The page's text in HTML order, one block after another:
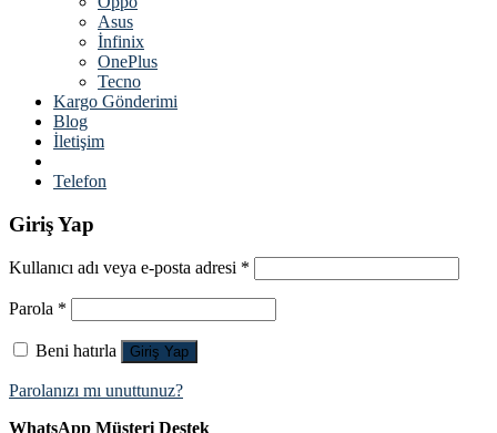
Asus
İnfinix
OnePlus
Tecno
Kargo Gönderimi
Blog
İletişim
Telefon
Giriş Yap
Kullanıcı adı veya e-posta adresi *
Parola *
Beni hatırla Giriş Yap
Parolanızı mı unuttunuz?
WhatsApp Müşteri Destek